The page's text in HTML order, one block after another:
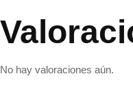
No hay valoraciones aún.